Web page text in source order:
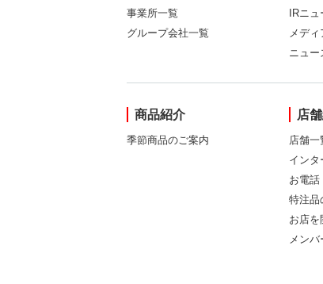
事業所一覧
グループ会社一覧
IRニ
メディ
ニュー
商品紹介
季節商品のご案内
店
店舗一
インタ
お電話
特注品
お店を
メンバ